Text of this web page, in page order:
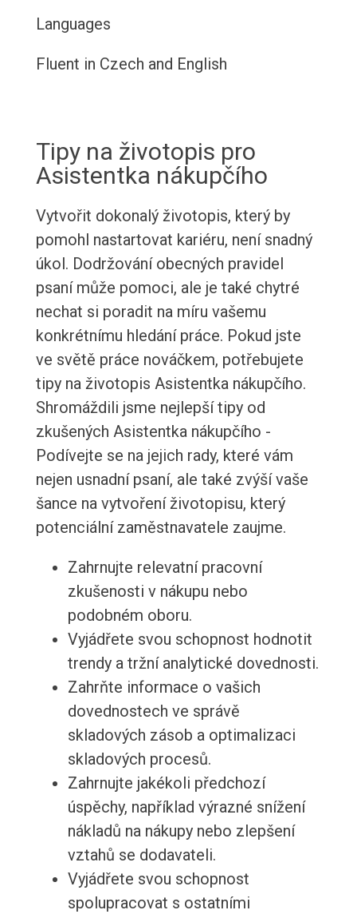
Languages
Fluent in Czech and English
Tipy na životopis pro
Asistentka nákupčího
Vytvořit dokonalý životopis, který by
pomohl nastartovat kariéru, není snadný
úkol. Dodržování obecných pravidel
psaní může pomoci, ale je také chytré
nechat si poradit na míru vašemu
konkrétnímu hledání práce. Pokud jste
ve světě práce nováčkem, potřebujete
tipy na životopis Asistentka nákupčího.
Shromáždili jsme nejlepší tipy od
zkušených Asistentka nákupčího -
Podívejte se na jejich rady, které vám
nejen usnadní psaní, ale také zvýší vaše
šance na vytvoření životopisu, který
potenciální zaměstnavatele zaujme.
Zahrnujte relevatní pracovní
zkušenosti v nákupu nebo
podobném oboru.
Vyjádřete svou schopnost hodnotit
trendy a tržní analytické dovednosti.
Zahrňte informace o vašich
dovednostech ve správě
skladových zásob a optimalizaci
skladových procesů.
Zahrnujte jakékoli předchozí
úspěchy, například výrazné snížení
nákladů na nákupy nebo zlepšení
vztahů se dodavateli.
Vyjádřete svou schopnost
spolupracovat s ostatními